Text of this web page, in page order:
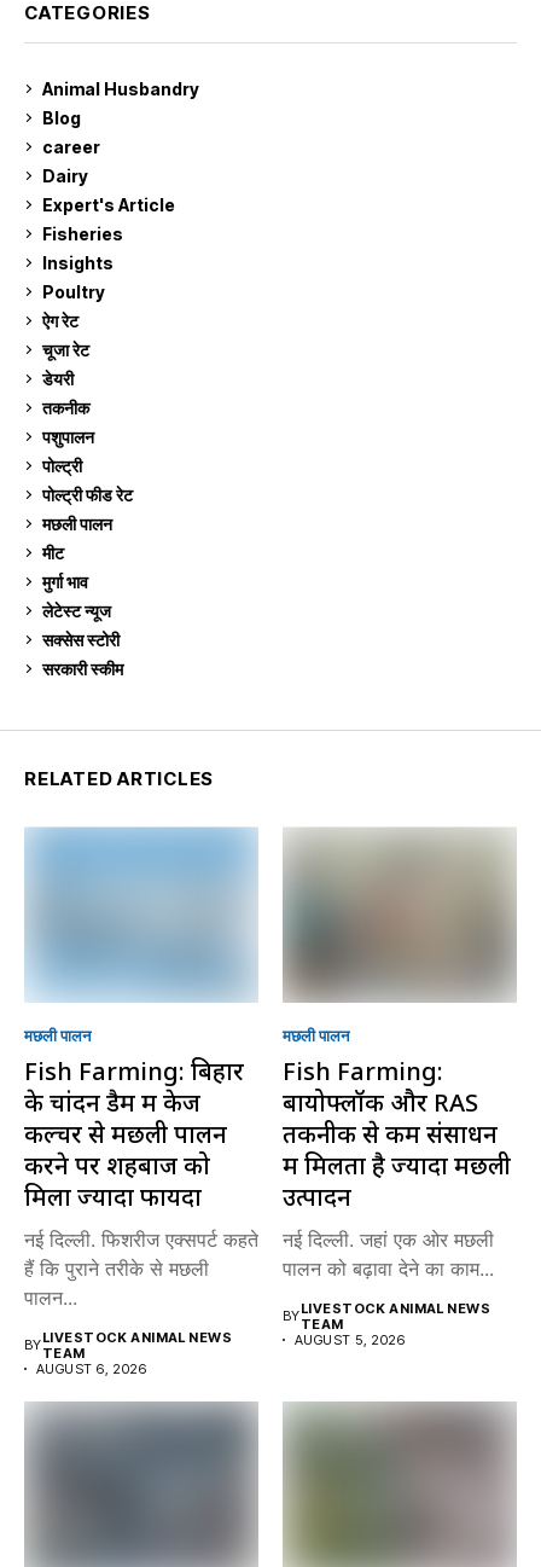
CATEGORIES
Animal Husbandry
Blog
career
Dairy
Expert's Article
Fisheries
Insights
Poultry
ऐग रेट
चूजा रेट
डेयरी
तकनीक
पशुपालन
पोल्ट्री
पोल्ट्री फीड रेट
मछली पालन
मीट
मुर्गा भाव
लेटेस्ट न्यूज
सक्सेस स्टो‍री
सरकारी स्की‍म
RELATED ARTICLES
मछली पालन
Fish Farming: बिहार
के चांदन डैम में केज
कल्चर से मछली पालन
करने पर शहबाज को
मिला ज्यादा फायदा
नई दिल्ली. फिशरीज एक्सपर्ट कहते
हैं कि पुराने तरीके से मछली
पालन...
BYLIVESTOCK ANIMAL NEWS
TEAM
AUGUST 6, 2026
मछली पालन
Fish Farming:
बायोफ्लॉक और RAS
तकनीक से कम संसाधन
में मिलता है ज्यादा मछली
उत्पादन
नई दिल्ली. जहां एक ओर मछली
पालन को बढ़ावा देने का काम...
BYLIVESTOCK ANIMAL NEWS
TEAM
AUGUST 5, 2026